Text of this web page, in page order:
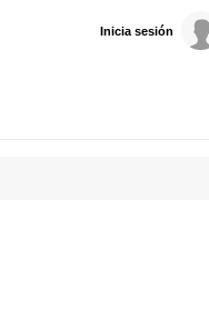
Inicia sesión